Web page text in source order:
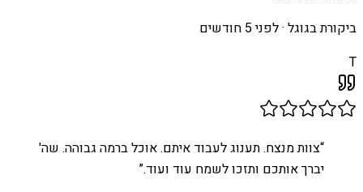
ביקורת בגוגל ·לפני 5 חודשים
T
“צוות מנצח. תענוג לעבוד איתם. אוכל ברמה גבוהה. שה'
יברך אותכם ותזכו לשמח עוד ועוד.”